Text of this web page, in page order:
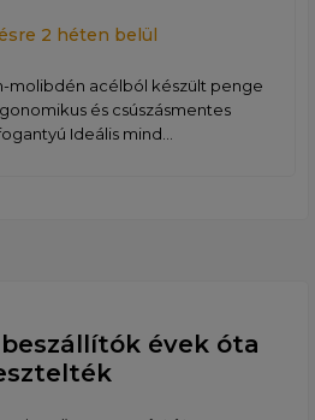
2 héten belül
molibdén acélból készült penge
és csúszásmentes
Ideális mind...
évek óta